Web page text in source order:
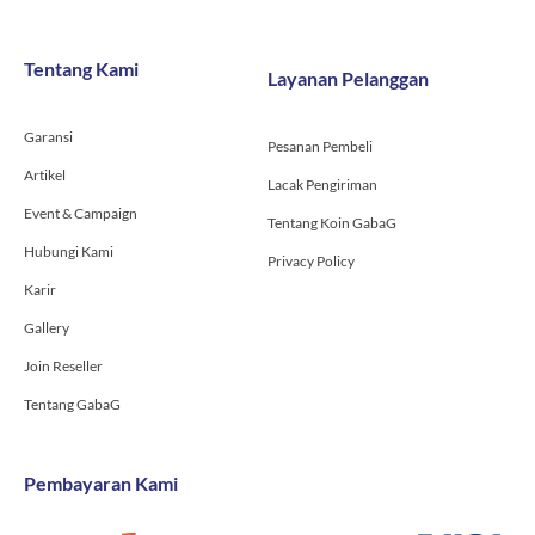
o
f
g
r
Tentang Kami
Garansi
Artikel
Event & Campaign
Hubungi Kami
Karir
Gallery
Join Reseller
Tentang GabaG
Layanan Pelanggan
Pesanan Pembeli
Lacak Pengiriman
Tentang Koin GabaG
Privacy Policy
Pembayaran Kami